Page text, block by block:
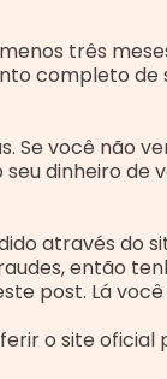
três
completo de
Se você não
dinheiro de
através do
então
post. Lá
o site oficial